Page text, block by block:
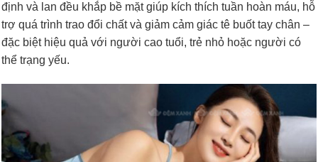
định và lan đều khắp bề mặt giúp kích thích tuần hoàn máu, hỗ
trợ quá trình trao đổi chất và giảm cảm giác tê buốt tay chân –
đặc biệt hiệu quả với người cao tuổi, trẻ nhỏ hoặc người có
thể trạng yếu.